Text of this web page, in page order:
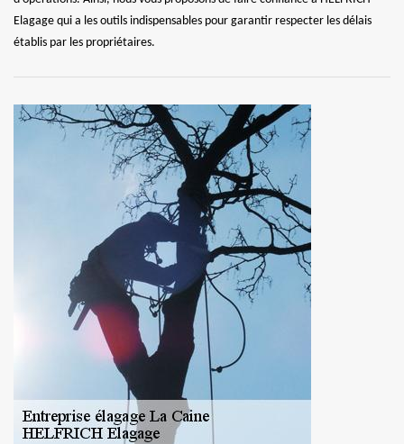
Elagage qui a les outils indispensables pour garantir respecter les délais
établis par les propriétaires.